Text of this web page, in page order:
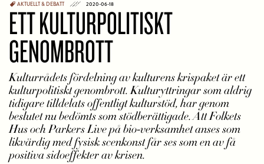
AKTUELLT & DEBATT 2020-06-18
ETT KULTURPOLITISKT
GENOMBROTT
Kulturrådets fördelning av kulturens krispaket är ett
kulturpolitiskt genombrott. Kulturyttringar som aldrig
tidigare tilldelats offentligt kulturstöd, har genom
beslutet nu bedömts som stödberättigade. Att Folkets
Hus och Parkers Live på bio-verksamhet anses som
likvärdig med fysisk scenkonst får ses som en av få
positiva sidoeffekter av krisen.